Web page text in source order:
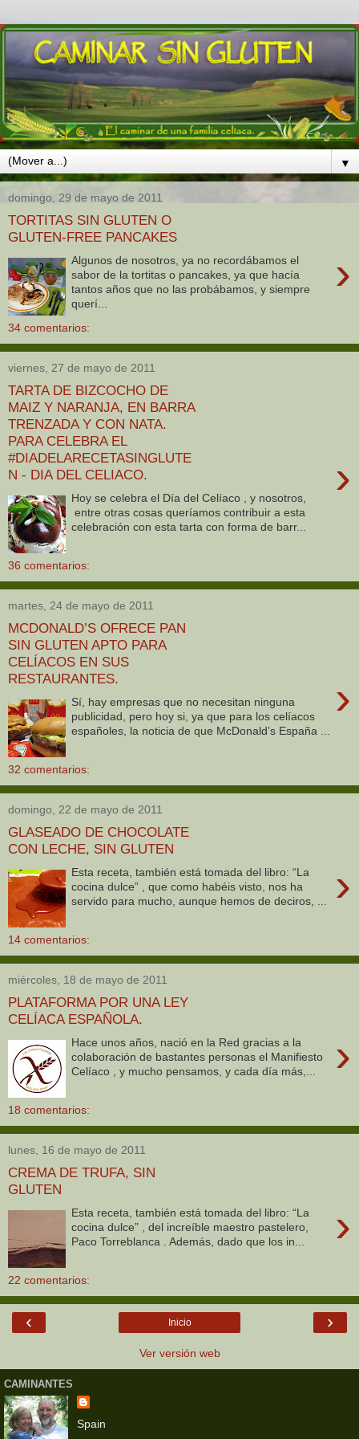
▼
domingo, 29 de mayo de 2011
TORTITAS SIN GLUTEN O
GLUTEN-FREE PANCAKES
›
Algunos de nosotros, ya no recordábamos el
sabor de la tortitas o pancakes, ya que hacía
tantos años que no las probábamos, y siempre
querí...
34 comentarios:
viernes, 27 de mayo de 2011
TARTA DE BIZCOCHO DE
MAIZ Y NARANJA, EN BARRA
TRENZADA Y CON NATA.
PARA CELEBRA EL
#DIADELARECETASINGLUTE
N - DIA DEL CELIACO.
›
Hoy se celebra el Día del Celíaco , y nosotros,
entre otras cosas queríamos contribuir a esta
celebración con esta tarta con forma de barr...
36 comentarios:
martes, 24 de mayo de 2011
MCDONALD’S OFRECE PAN
SIN GLUTEN APTO PARA
CELÍACOS EN SUS
RESTAURANTES.
›
Sí, hay empresas que no necesitan ninguna
publicidad, pero hoy si, ya que para los celíacos
españoles, la noticia de que McDonald’s España ...
32 comentarios:
domingo, 22 de mayo de 2011
GLASEADO DE CHOCOLATE
CON LECHE, SIN GLUTEN
›
Esta receta, también está tomada del libro: “La
cocina dulce” , que como habéis visto, nos ha
servido para mucho, aunque hemos de deciros, ...
14 comentarios:
miércoles, 18 de mayo de 2011
PLATAFORMA POR UNA LEY
CELÍACA ESPAÑOLA.
›
Hace unos años, nació en la Red gracias a la
colaboración de bastantes personas el Manifiesto
Celíaco , y mucho pensamos, y cada día más,...
18 comentarios:
lunes, 16 de mayo de 2011
CREMA DE TRUFA, SIN
GLUTEN
›
Esta receta, también está tomada del libro: “La
cocina dulce” , del increíble maestro pastelero,
Paco Torreblanca . Además, dado que los in...
22 comentarios:
‹ ›
Inicio
Ver versión web
CAMINANTES
Spain